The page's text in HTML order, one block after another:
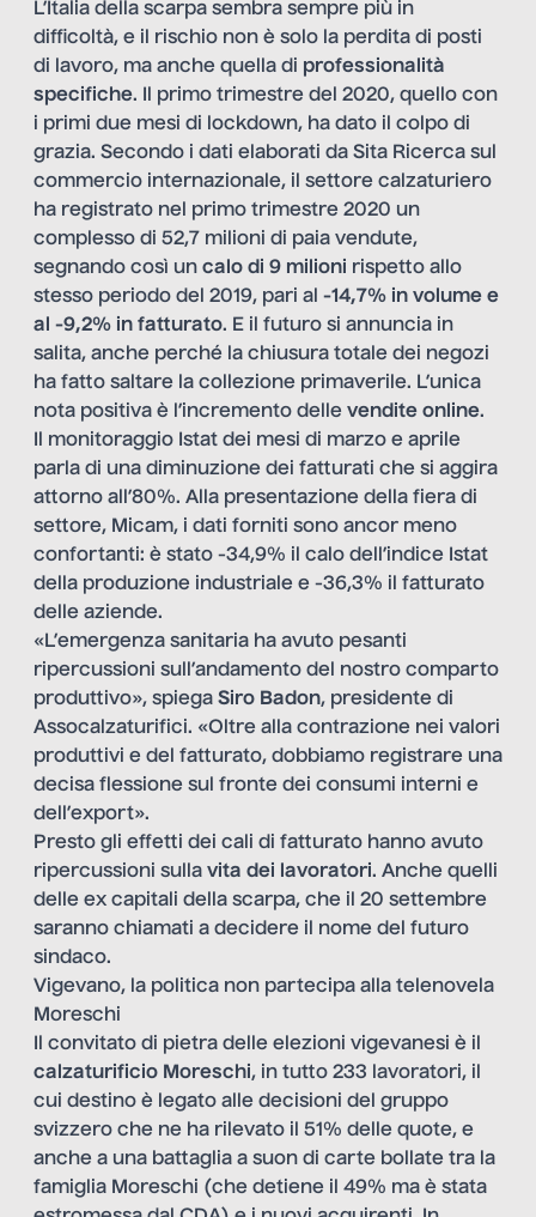
L’Italia della scarpa sembra sempre più in
difficoltà, e il rischio non è solo la perdita di posti
di lavoro, ma anche quella di professionalità
specifiche. Il primo trimestre del 2020, quello con
i primi due mesi di lockdown, ha dato il colpo di
grazia. Secondo i dati elaborati da Sita Ricerca sul
commercio internazionale, il settore calzaturiero
ha registrato nel primo trimestre 2020 un
complesso di 52,7 milioni di paia vendute,
segnando così un calo di 9 milioni rispetto allo
stesso periodo del 2019, pari al -14,7% in volume e
al -9,2% in fatturato. E il futuro si annuncia in
salita, anche perché la chiusura totale dei negozi
ha fatto saltare la collezione primaverile. L’unica
nota positiva è l’incremento delle vendite online.
Il monitoraggio Istat dei mesi di marzo e aprile
parla di una diminuzione dei fatturati che si aggira
attorno all’80%. Alla presentazione della fiera di
settore, Micam, i dati forniti sono ancor meno
confortanti: è stato -34,9% il calo dell’indice Istat
della produzione industriale e -36,3% il fatturato
delle aziende.
«L’emergenza sanitaria ha avuto pesanti
ripercussioni sull’andamento del nostro comparto
produttivo», spiega Siro Badon, presidente di
Assocalzaturifici. «Oltre alla contrazione nei valori
produttivi e del fatturato, dobbiamo registrare una
decisa flessione sul fronte dei consumi interni e
dell’export».
Presto gli effetti dei cali di fatturato hanno avuto
ripercussioni sulla vita dei lavoratori. Anche quelli
delle ex capitali della scarpa, che il 20 settembre
saranno chiamati a decidere il nome del futuro
sindaco.
Vigevano, la politica non partecipa alla telenovela
Moreschi
Il convitato di pietra delle elezioni vigevanesi è il
calzaturificio Moreschi, in tutto 233 lavoratori, il
cui destino è legato alle decisioni del gruppo
svizzero che ne ha rilevato il 51% delle quote, e
anche a una battaglia a suon di carte bollate tra la
famiglia Moreschi (che detiene il 49% ma è stata